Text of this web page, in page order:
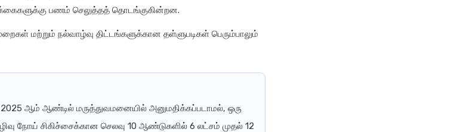
பணம் செலுத்தத் தொடங்குகின்றன.
மற்றும் நல்வாழ்வு திட்டங்களுக்கான தள்ளுபடிகள் பெரும்பாலும்
2025 ஆம் ஆண்டில் மருத்துவமனையில் அனுமதிக்கப்படாமல், ஒரு
நோய் சிகிச்சைக்கான செலவு 10 ஆண்டுகளில் 6 லட்சம் முதல் 12